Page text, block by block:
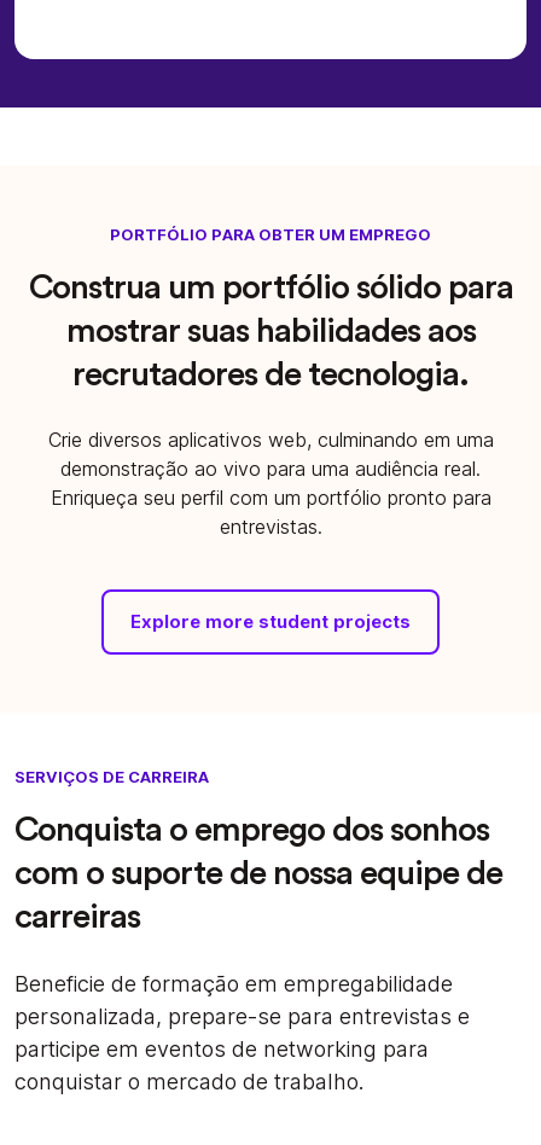
PORTFÓLIO PARA OBTER UM EMPREGO
Construa um portfólio sólido para
mostrar suas habilidades aos
recrutadores de tecnologia.
Crie diversos aplicativos web, culminando em uma
demonstração ao vivo para uma audiência real.
Enriqueça seu perfil com um portfólio pronto para
entrevistas.
Explore more student projects
SERVIÇOS DE CARREIRA
Conquista o emprego dos sonhos
com o suporte de nossa equipe de
carreiras
Beneficie de formação em empregabilidade
personalizada, prepare-se para entrevistas e
participe em eventos de networking para
conquistar o mercado de trabalho.